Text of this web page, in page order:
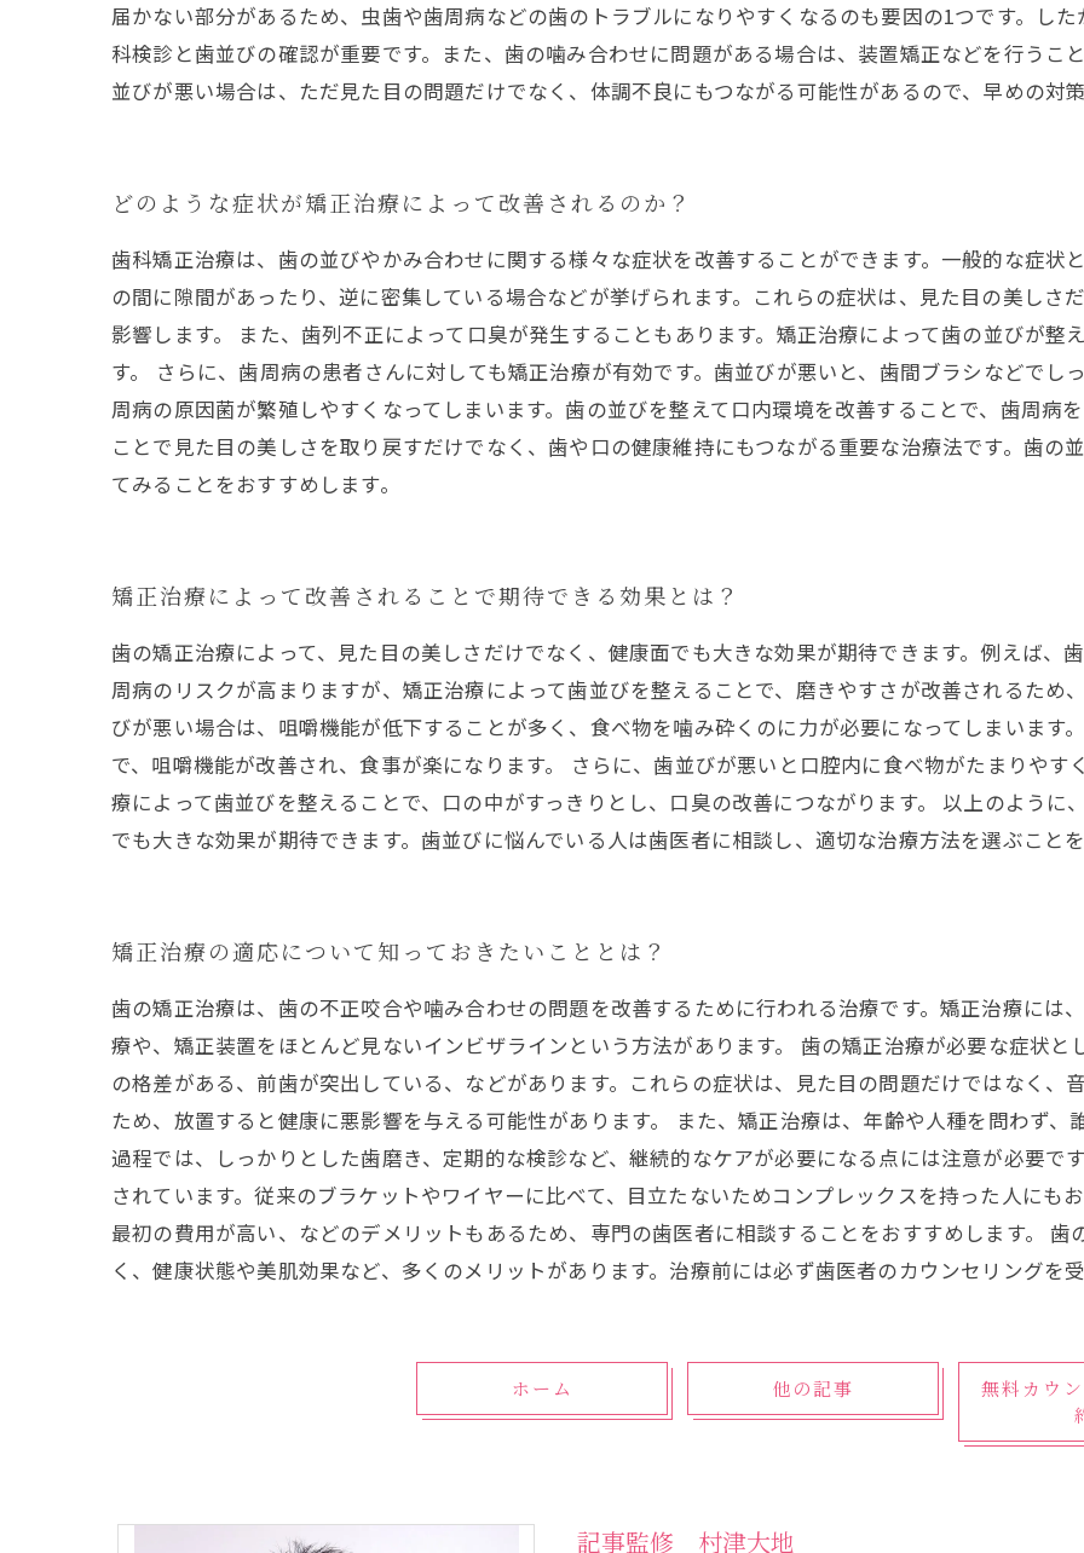
届かない部分があるため、虫歯や歯周病などの歯のトラブルになりやすくなるのも要因の1つです。し
科検診と歯並びの確認が重要です。また、歯の噛み合わせに問題がある場合は、装置矯正などを行うこ
並びが悪い場合は、ただ見た目の問題だけでなく、体調不良にもつながる可能性があるので、早めの対
どのような症状が矯正治療によって改善されるのか？
歯科矯正治療は、歯の並びやかみ合わせに関する様々な症状を改善することができます。一般的な症状
の間に隙間があったり、逆に密集している場合などが挙げられます。これらの症状は、見た目の美しさ
影響します。 また、歯列不正によって口臭が発生することもあります。矯正治療によって歯の並びが整
す。 さらに、歯周病の患者さんに対しても矯正治療が有効です。歯並びが悪いと、歯間ブラシなどでし
周病の原因菌が繁殖しやすくなってしまいます。歯の並びを整えて口内環境を改善することで、歯周病
ことで見た目の美しさを取り戻すだけでなく、歯や口の健康維持にもつながる重要な治療法です。歯の
てみることをおすすめします。
矯正治療によって改善されることで期待できる効果とは？
歯の矯正治療によって、見た目の美しさだけでなく、健康面でも大きな効果が期待できます。例えば、
周病のリスクが高まりますが、矯正治療によって歯並びを整えることで、磨きやすさが改善されるため
びが悪い場合は、咀嚼機能が低下することが多く、食べ物を噛み砕くのに力が必要になってしまいます
で、咀嚼機能が改善され、食事が楽になります。 さらに、歯並びが悪いと口腔内に食べ物がたまりや
療によって歯並びを整えることで、口の中がすっきりとし、口臭の改善につながります。 以上のよう
でも大きな効果が期待できます。歯並びに悩んでいる人は歯医者に相談し、適切な治療方法を選ぶこと
矯正治療の適応について知っておきたいこととは？
歯の矯正治療は、歯の不正咬合や噛み合わせの問題を改善するために行われる治療です。矯正治療には
療や、矯正装置をほとんど見ないインビザラインという方法があります。 歯の矯正治療が必要な症状
の格差がある、前歯が突出している、などがあります。これらの症状は、見た目の問題だけではなく、
ため、放置すると健康に悪影響を与える可能性があります。 また、矯正治療は、年齢や人種を問わず
過程では、しっかりとした歯磨き、定期的な検診など、継続的なケアが必要になる点には注意が必要で
されています。従来のブラケットやワイヤーに比べて、目立たないためコンプレックスを持った人にも
最初の費用が高い、などのデメリットもあるため、専門の歯医者に相談することをおすすめします。
く、健康状態や美肌効果など、多くのメリットがあります。治療前には必ず歯医者のカウンセリングを
ホーム 他の記事
無料カウ
記事監修 村津大地